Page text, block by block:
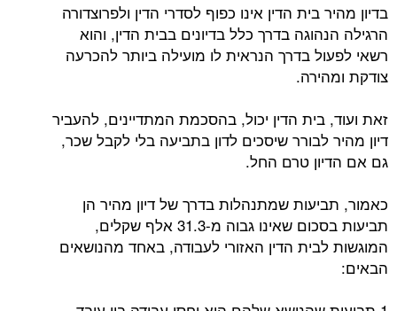
בדיון מהיר בית הדין אינו כפוף לסדרי הדין ולפרוצדורה
הרגילה הנהוגה בדרך כלל בדיונים בבית הדין, והוא
רשאי לפעול בדרך הנראית לו מועילה ביותר להכרעה
צודקת ומהירה.
זאת ועוד, בית הדין יכול, בהסכמת המתדיינים, להעביר
דיון מהיר לבורר שיסכים לדון בתביעה בלי לקבל שכר,
גם אם הדיון טרם החל.
כאמור, תביעות שמתנהלות בדרך של דיון מהיר הן
תביעות בסכום שאינו גבוה מ-31.3 אלף שקלים,
המוגשות לבית הדין האזורי לעבודה, באחד מהנושאים
הבאים: